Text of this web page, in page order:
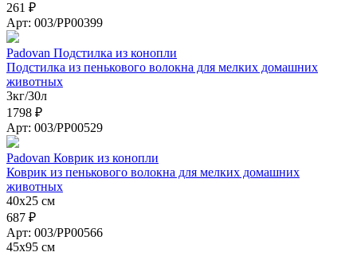
261 ₽
Арт: 003/PP00399
Padovan Подстилка из конопли
Подстилка из пенькового волокна для мелких домашних
животных
3кг/30л
1798 ₽
Арт: 003/PP00529
Padovan Коврик из конопли
Коврик из пенькового волокна для мелких домашних
животных
40х25 см
687 ₽
Арт: 003/PP00566
45х95 см